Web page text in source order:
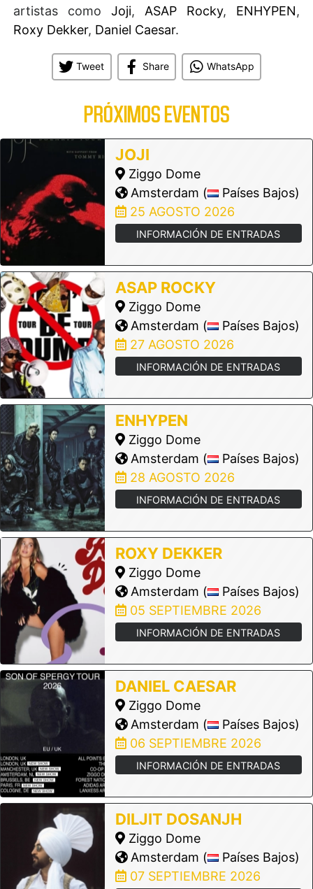
artistas como Joji, ASAP Rocky, ENHYPEN,
Roxy Dekker, Daniel Caesar.
Tweet Share WhatsApp
PRÓXIMOS EVENTOS
JOJI
Ziggo Dome
Amsterdam (
Países Bajos)
25 AGOSTO 2026
INFORMACIÓN DE ENTRADAS
ASAP ROCKY
Ziggo Dome
Amsterdam (
Países Bajos)
27 AGOSTO 2026
INFORMACIÓN DE ENTRADAS
ENHYPEN
Ziggo Dome
Amsterdam (
Países Bajos)
28 AGOSTO 2026
INFORMACIÓN DE ENTRADAS
ROXY DEKKER
Ziggo Dome
Amsterdam (
Países Bajos)
05 SEPTIEMBRE 2026
INFORMACIÓN DE ENTRADAS
DANIEL CAESAR
Ziggo Dome
Amsterdam (
Países Bajos)
06 SEPTIEMBRE 2026
INFORMACIÓN DE ENTRADAS
DILJIT DOSANJH
Ziggo Dome
Amsterdam (
Países Bajos)
07 SEPTIEMBRE 2026